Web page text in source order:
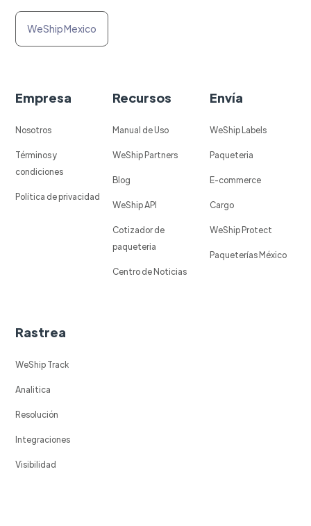
WeShip Mexico
Empresa
Nosotros
Términos y
condiciones
Política de privacidad
Recursos
Manual de Uso
WeShip Partners
Blog
WeShip API
Cotizador de
paqueteria
Centro de Noticias
Envía
WeShip Labels
Paqueteria
E-commerce
Cargo
WeShip Protect
Paqueterías México
Rastrea
WeShip Track
Analitica
Resolución
Integraciones
Visibilidad